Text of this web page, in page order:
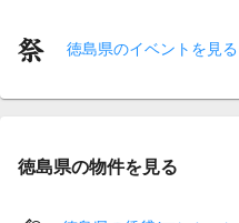
徳島県のイベントを見る
徳島県の物件を見る